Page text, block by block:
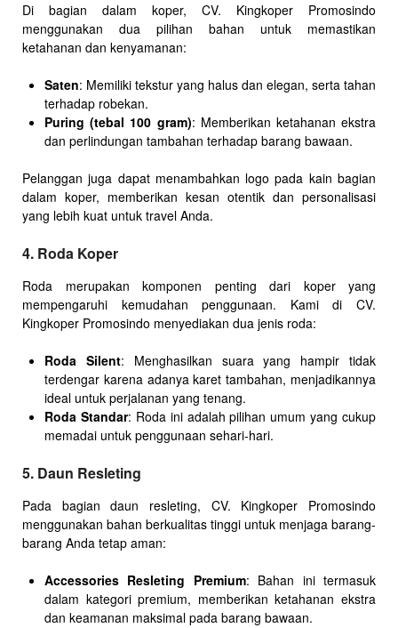
Di bagian dalam koper, CV. Kingkoper Promosindo
menggunakan dua pilihan bahan untuk memastikan
ketahanan dan kenyamanan:
Saten: Memiliki tekstur yang halus dan elegan, serta tahan
terhadap robekan.
Puring (tebal 100 gram): Memberikan ketahanan ekstra
dan perlindungan tambahan terhadap barang bawaan.
Pelanggan juga dapat menambahkan logo pada kain bagian
dalam koper, memberikan kesan otentik dan personalisasi
yang lebih kuat untuk travel Anda.
4. Roda Koper
Roda merupakan komponen penting dari koper yang
mempengaruhi kemudahan penggunaan. Kami di CV.
Kingkoper Promosindo menyediakan dua jenis roda:
Roda Silent: Menghasilkan suara yang hampir tidak
terdengar karena adanya karet tambahan, menjadikannya
ideal untuk perjalanan yang tenang.
Roda Standar: Roda ini adalah pilihan umum yang cukup
memadai untuk penggunaan sehari-hari.
5. Daun Resleting
Pada bagian daun resleting, CV. Kingkoper Promosindo
menggunakan bahan berkualitas tinggi untuk menjaga barang-
barang Anda tetap aman:
Accessories Resleting Premium: Bahan ini termasuk
dalam kategori premium, memberikan ketahanan ekstra
dan keamanan maksimal pada barang bawaan.